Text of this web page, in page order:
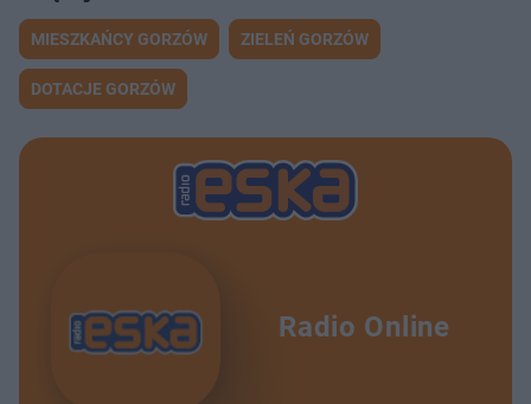
MIESZKAŃCY GORZÓW ZIELEŃ GORZÓW
DOTACJE GORZÓW
Radio Online